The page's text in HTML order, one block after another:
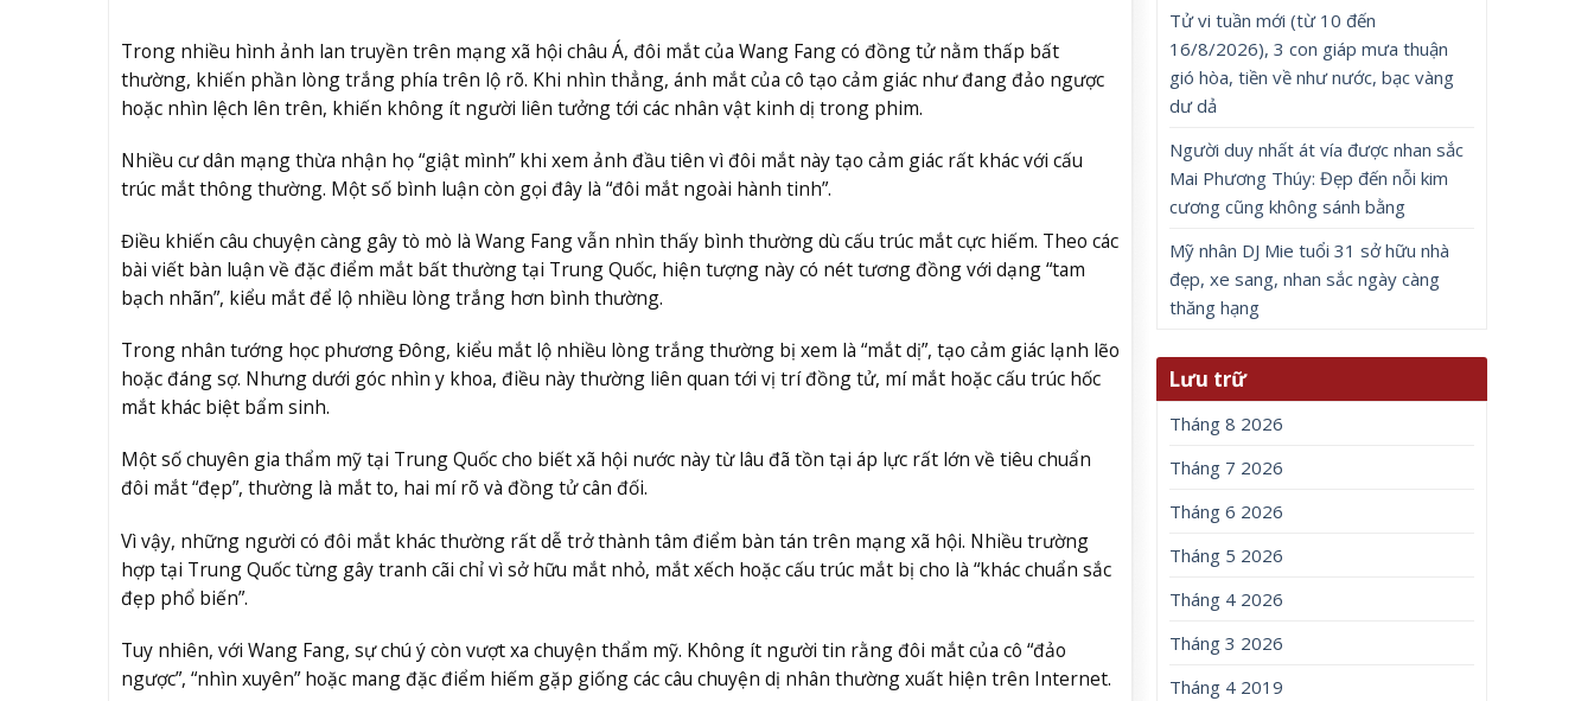
Trong nhiều hình ảnh lan truyền trên mạng xã hội châu Á, đôi mắt của Wang Fang có đồng tử nằm thấp bất
thường, khiến phần lòng trắng phía trên lộ rõ. Khi nhìn thẳng, ánh mắt của cô tạo cảm giác như đang đảo ngược
hoặc nhìn lệch lên trên, khiến không ít người liên tưởng tới các nhân vật kinh dị trong phim.
Nhiều cư dân mạng thừa nhận họ “giật mình” khi xem ảnh đầu tiên vì đôi mắt này tạo cảm giác rất khác với cấu
trúc mắt thông thường. Một số bình luận còn gọi đây là “đôi mắt ngoài hành tinh”.
Điều khiến câu chuyện càng gây tò mò là Wang Fang vẫn nhìn thấy bình thường dù cấu trúc mắt cực hiếm. Theo các
bài viết bàn luận về đặc điểm mắt bất thường tại Trung Quốc, hiện tượng này có nét tương đồng với dạng “tam
bạch nhãn”, kiểu mắt để lộ nhiều lòng trắng hơn bình thường.
Trong nhân tướng học phương Đông, kiểu mắt lộ nhiều lòng trắng thường bị xem là “mắt dị”, tạo cảm giác lạnh lẽo
hoặc đáng sợ. Nhưng dưới góc nhìn y khoa, điều này thường liên quan tới vị trí đồng tử, mí mắt hoặc cấu trúc hốc
mắt khác biệt bẩm sinh.
Một số chuyên gia thẩm mỹ tại Trung Quốc cho biết xã hội nước này từ lâu đã tồn tại áp lực rất lớn về tiêu chuẩn
đôi mắt “đẹp”, thường là mắt to, hai mí rõ và đồng tử cân đối.
Vì vậy, những người có đôi mắt khác thường rất dễ trở thành tâm điểm bàn tán trên mạng xã hội. Nhiều trường
hợp tại Trung Quốc từng gây tranh cãi chỉ vì sở hữu mắt nhỏ, mắt xếch hoặc cấu trúc mắt bị cho là “khác chuẩn sắc
đẹp phổ biến”.
Tuy nhiên, với Wang Fang, sự chú ý còn vượt xa chuyện thẩm mỹ. Không ít người tin rằng đôi mắt của cô “đảo
ngược”, “nhìn xuyên” hoặc mang đặc điểm hiếm gặp giống các câu chuyện dị nhân thường xuất hiện trên Internet.
Tử vi tuần mới (từ 10 đến
16/8/2026), 3 con giáp mưa thuận
gió hòa, tiền về như nước, bạc vàng
dư dả
Người duy nhất át vía được nhan sắc
Mai Phương Thúy: Đẹp đến nỗi kim
cương cũng không sánh bằng
Mỹ nhân DJ Mie tuổi 31 sở hữu nhà
đẹp, xe sang, nhan sắc ngày càng
thăng hạng
Lưu trữ
Tháng 8 2026
Tháng 7 2026
Tháng 6 2026
Tháng 5 2026
Tháng 4 2026
Tháng 3 2026
Tháng 4 2019